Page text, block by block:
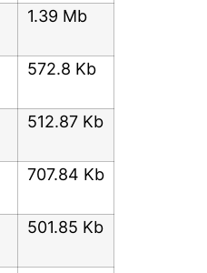
1.39 Mb
572.8 Kb
512.87 Kb
707.84 Kb
501.85 Kb